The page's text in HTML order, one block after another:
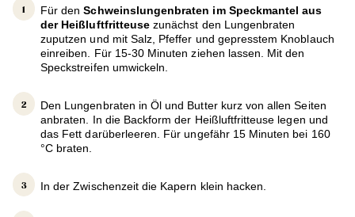
Für den Schweinslungenbraten im Speckmantel aus
der Heißluftfritteusezunächst den Lungenbraten
zuputzen und mit Salz, Pfeffer und gepresstem Knoblauch
einreiben. Für 15-30 Minuten ziehen lassen. Mit den
Speckstreifen umwickeln.
Den Lungenbraten in Öl und Butter kurz von allen Seiten
anbraten. In die Backform der Heißluftfritteuse legen und
das Fett darüberleeren. Für ungefähr 15 Minuten bei 160
°C braten.
In der Zwischenzeit die Kapern klein hacken.